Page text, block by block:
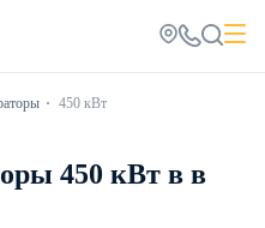
450 кВт
450 кВт в в